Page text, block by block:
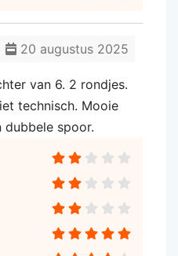
20 augustus 2025
van 6. 2 rondjes.
technisch. Mooie
dubbele spoor.